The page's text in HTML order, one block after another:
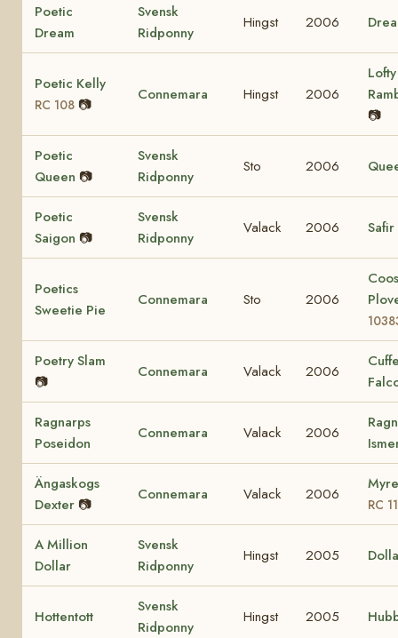
Poetic
Dream
Svensk
Ridponny
Hingst 2006
Poetic Kelly
RC 108 📷
Connemara Hingst 2006
📷
Poetic
Queen 📷
Svensk
Ridponny
Sto 2006
Poetic
Saigon 📷
Svensk
Ridponny
Valack 2006 Safir
Poetics
Sweetie Pie
Connemara Sto 2006
Poetry Slam
📷
Connemara Valack 2006
Ragnarps
Poseidon
Connemara Valack 2006
Ängaskogs
Dexter 📷
Connemara Valack 2006
RC
A Million
Dollar
Svensk
Ridponny
Hingst 2005
Hottentott
Svensk
Ridponny
Hingst 2005